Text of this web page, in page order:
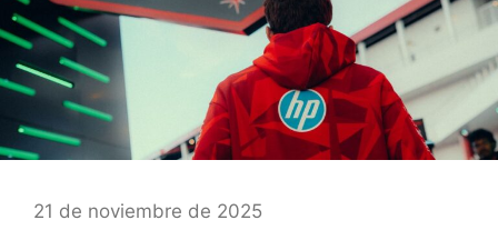
21 de noviembre de 2025